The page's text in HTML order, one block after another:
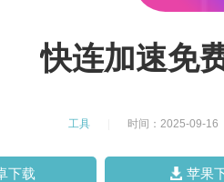
快连加速免
工具 时间：2025-09-16
下载 苹果